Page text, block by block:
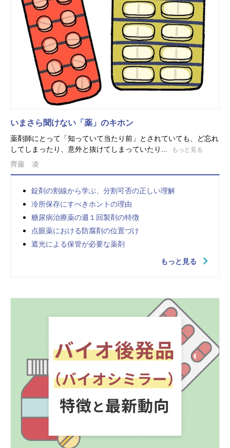
いまさら聞けない「薬」のキホン
薬剤師にとって「知っていて当たり前」とされていても、ど忘れ
してしまったり、意外と抜けてしまっていたり...
もっと見る
齊藤 凌
錠剤の割線から学ぶ、分割可否の正しい理解
冷所保存にすべきホントの理由
糖尿病治療薬の週１回製剤の特徴
点眼薬における防腐剤の位置づけ
遮光による保管が必要な薬剤
もっと見る